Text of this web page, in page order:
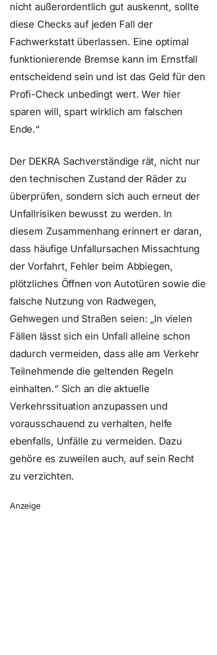
nicht außerordentlich gut auskennt, sollte
diese Checks auf jeden Fall der
Fachwerkstatt überlassen. Eine optimal
funktionierende Bremse kann im Ernstfall
entscheidend sein und ist das Geld für den
Profi-Check unbedingt wert. Wer hier
sparen will, spart wirklich am falschen
Ende.“
Der DEKRA Sachverständige rät, nicht nur
den technischen Zustand der Räder zu
überprüfen, sondern sich auch erneut der
Unfallrisiken bewusst zu werden. In
diesem Zusammenhang erinnert er daran,
dass häufige Unfallursachen Missachtung
der Vorfahrt, Fehler beim Abbiegen,
plötzliches Öffnen von Autotüren sowie die
falsche Nutzung von Radwegen,
Gehwegen und Straßen seien: „In vielen
Fällen lässt sich ein Unfall alleine schon
dadurch vermeiden, dass alle am Verkehr
Teilnehmende die geltenden Regeln
einhalten.“ Sich an die aktuelle
Verkehrssituation anzupassen und
vorausschauend zu verhalten, helfe
ebenfalls, Unfälle zu vermeiden. Dazu
gehöre es zuweilen auch, auf sein Recht
zu verzichten.
Anzeige